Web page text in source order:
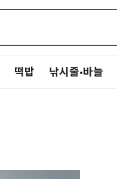
떡밥 낚시줄·바늘